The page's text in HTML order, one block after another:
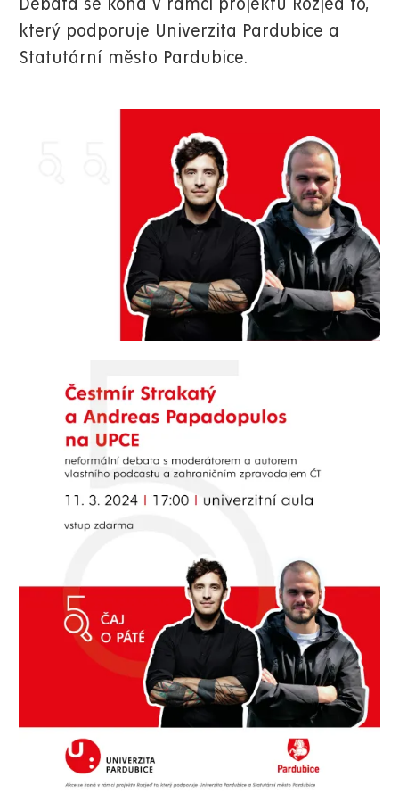
Debata se koná v rámci projektu Rozjeď to,
který podporuje Univerzita Pardubice a
Statutární město Pardubice.